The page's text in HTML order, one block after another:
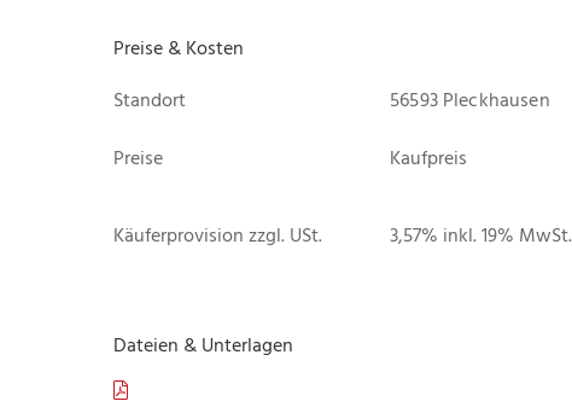
Preise & Kosten
Standort
56593 Pleckhausen
Preise
Kaufpreis
Käuferprovision zzgl. USt. 3,57% inkl. 19% MwSt.
Dateien & Unterlagen